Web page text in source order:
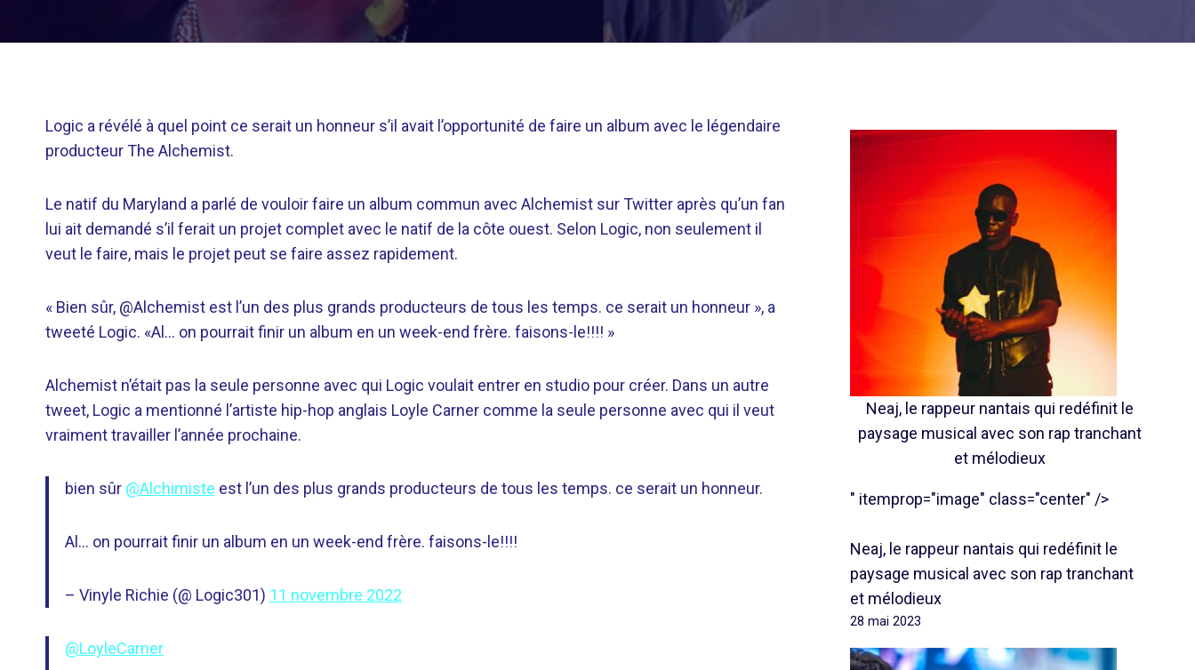
Logic a révélé à quel point ce serait un honneur s’il avait l’opportunité de faire un album avec le légendaire
producteur The Alchemist.
Le natif du Maryland a parlé de vouloir faire un album commun avec Alchemist sur Twitter après qu’un fan
lui ait demandé s’il ferait un projet complet avec le natif de la côte ouest. Selon Logic, non seulement il
veut le faire, mais le projet peut se faire assez rapidement.
« Bien sûr, @Alchemist est l’un des plus grands producteurs de tous les temps. ce serait un honneur », a
tweeté Logic. «Al… on pourrait finir un album en un week-end frère. faisons-le!!!! »
Alchemist n’était pas la seule personne avec qui Logic voulait entrer en studio pour créer. Dans un autre
tweet, Logic a mentionné l’artiste hip-hop anglais Loyle Carner comme la seule personne avec qui il veut
vraiment travailler l’année prochaine.
bien sûr @Alchimiste est l’un des plus grands producteurs de tous les temps. ce serait un honneur.
Al… on pourrait finir un album en un week-end frère. faisons-le!!!!
– Vinyle Richie (@ Logic301) 11 novembre 2022
@LoyleCarner
Neaj, le rappeur nantais qui redéfinit le
paysage musical avec son rap tranchant
et mélodieux
" itemprop="image" class="center" />
Neaj, le rappeur nantais qui redéfinit le
paysage musical avec son rap tranchant
et mélodieux
28 mai 2023